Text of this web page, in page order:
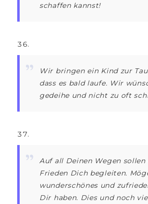
schaffen kannst!
Wir bringen ein Kind zur
dass es bald laufe. Wir
gedeihe und nicht zu oft
Auf all Deinen Wegen sollen
Frieden Dich begleiten.
wunderschönes und
Dir haben. Dies und noch